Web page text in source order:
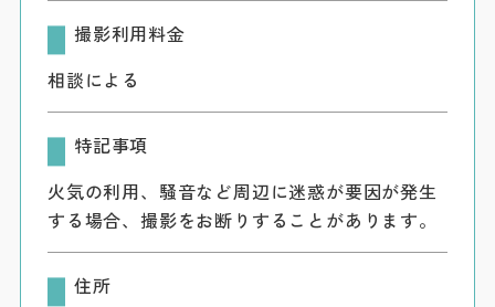
撮影利用料金
相談による
特記事項
火気の利用、騒音など周辺に迷惑が要因が発生
する場合、撮影をお断りすることがあります。
住所